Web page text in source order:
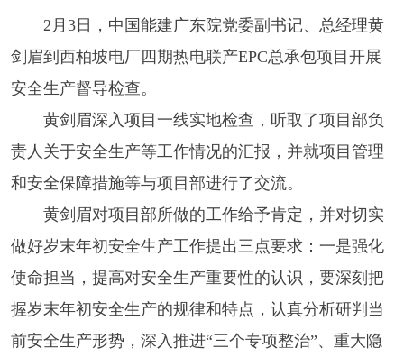
2月3日，中国能建广东院党委副书记、总经理黄
剑眉到西柏坡电厂四期热电联产EPC总承包项目开展
安全生产督导检查。
黄剑眉深入项目一线实地检查，听取了项目部负
责人关于安全生产等工作情况的汇报，并就项目管理
和安全保障措施等与项目部进行了交流。
黄剑眉对项目部所做的工作给予肯定，并对切实
做好岁末年初安全生产工作提出三点要求：一是强化
使命担当，提高对安全生产重要性的认识，要深刻把
握岁末年初安全生产的规律和特点，认真分析研判当
前安全生产形势，深入推进“三个专项整治”、重大隐